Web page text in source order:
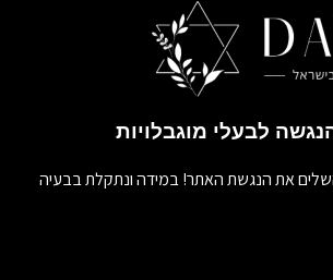
לבעלי מוגבלויות
את הנגשת האתר! במידה ונתקלת בבעיה